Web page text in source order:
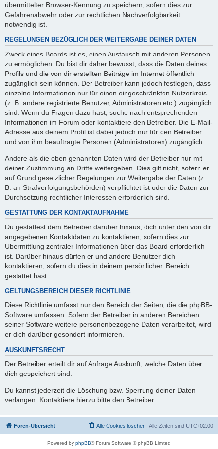
übermittelter Browser-Kennung zu speichern, sofern dies zur
Gefahrenabwehr oder zur rechtlichen Nachverfolgbarkeit
notwendig ist.
REGELUNGEN BEZÜGLICH DER WEITERGABE DEINER DATEN
Zweck eines Boards ist es, einen Austausch mit anderen Personen
zu ermöglichen. Du bist dir daher bewusst, dass die Daten deines
Profils und die von dir erstellten Beiträge im Internet öffentlich
zugänglich sein können. Der Betreiber kann jedoch festlegen, dass
einzelne Informationen nur für einen eingeschränkten Nutzerkreis
(z. B. andere registrierte Benutzer, Administratoren etc.) zugänglich
sind. Wenn du Fragen dazu hast, suche nach entsprechenden
Informationen im Forum oder kontaktiere den Betreiber. Die E-Mail-
Adresse aus deinem Profil ist dabei jedoch nur für den Betreiber
und von ihm beauftragte Personen (Administratoren) zugänglich.
Andere als die oben genannten Daten wird der Betreiber nur mit
deiner Zustimmung an Dritte weitergeben. Dies gilt nicht, sofern er
auf Grund gesetzlicher Regelungen zur Weitergabe der Daten (z.
B. an Strafverfolgungsbehörden) verpflichtet ist oder die Daten zur
Durchsetzung rechtlicher Interessen erforderlich sind.
GESTATTUNG DER KONTAKTAUFNAHME
Du gestattest dem Betreiber darüber hinaus, dich unter den von dir
angegebenen Kontaktdaten zu kontaktieren, sofern dies zur
Übermittlung zentraler Informationen über das Board erforderlich
ist. Darüber hinaus dürfen er und andere Benutzer dich
kontaktieren, sofern du dies in deinem persönlichen Bereich
gestattet hast.
GELTUNGSBEREICH DIESER RICHTLINIE
Diese Richtlinie umfasst nur den Bereich der Seiten, die die phpBB-
Software umfassen. Sofern der Betreiber in anderen Bereichen
seiner Software weitere personenbezogene Daten verarbeitet, wird
er dich darüber gesondert informieren.
AUSKUNFTSRECHT
Der Betreiber erteilt dir auf Anfrage Auskunft, welche Daten über
dich gespeichert sind.
Du kannst jederzeit die Löschung bzw. Sperrung deiner Daten
verlangen. Kontaktiere hierzu bitte den Betreiber.
Foren-Übersicht Alle Zeiten sind UTC+02:00
Alle Cookies löschen
Powered by phpBB® Forum Software © phpBB Limited